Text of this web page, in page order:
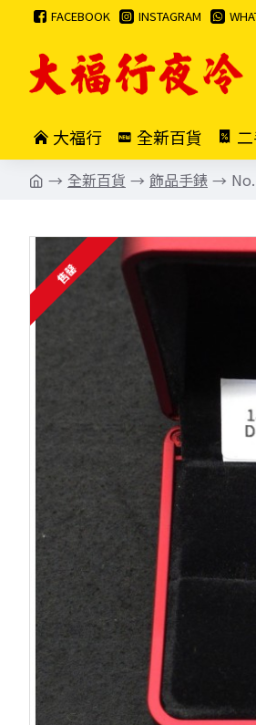
FACEBOOK INSTAGRAM
大福行 全新百貨
全新百貨 飾品手錶
售罄